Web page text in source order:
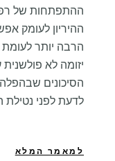
ההתפתחות של
ההיריון לעומק
הרבה יותר לעומת
יזומה לא
הסיכונים
לדעת לפני נטילת
למאמר המלא